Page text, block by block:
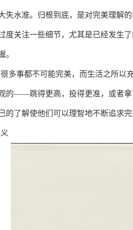
失水准。归根到底，是对完美理解
度关注一些细节，尤其是已经发生
。
多事都不可能完美，而生活之所以
的——跳得更高，投得更准，或者
的了解使他们可以理智地不断追求